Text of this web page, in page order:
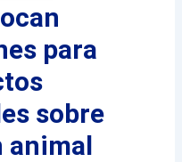
para
sobre
animal